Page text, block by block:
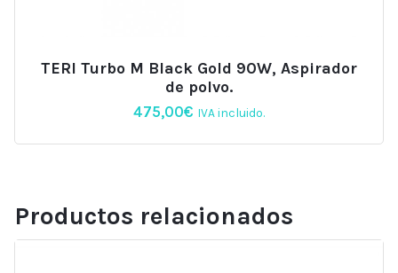
TERI Turbo M Black Gold 90W, Aspirador
de polvo.
475,00€ IVA incluido.
Productos relacionados